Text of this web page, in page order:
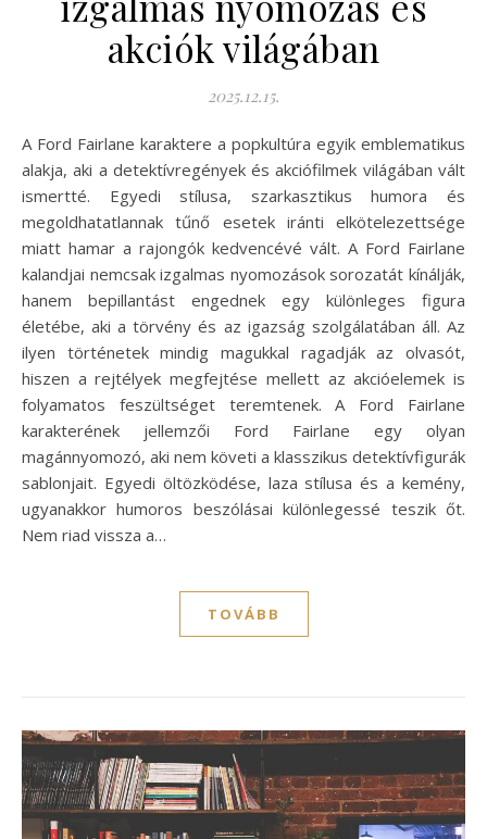
akciók világában
2025.12.15.
A Ford Fairlane karaktere a popkultúra egyik emblematikus
alakja, aki a detektívregények és akciófilmek világában vált
ismertté. Egyedi stílusa, szarkasztikus humora és
megoldhatatlannak tűnő esetek iránti elkötelezettsége
miatt hamar a rajongók kedvencévé vált. A Ford Fairlane
kalandjai nemcsak izgalmas nyomozások sorozatát kínálják,
hanem bepillantást engednek egy különleges figura
életébe, aki a törvény és az igazság szolgálatában áll. Az
ilyen történetek mindig magukkal ragadják az olvasót,
hiszen a rejtélyek megfejtése mellett az akcióelemek is
folyamatos feszültséget teremtenek. A Ford Fairlane
karakterének jellemzői Ford Fairlane egy olyan
magánnyomozó, aki nem követi a klasszikus detektívfigurák
sablonjait. Egyedi öltözködése, laza stílusa és a kemény,
ugyanakkor humoros beszólásai különlegessé teszik őt.
Nem riad vissza a…
TOVÁBB